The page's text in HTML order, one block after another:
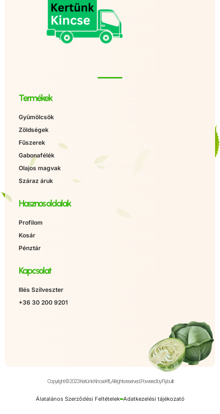
Termékek
Gyümölcsök
Zöldségek
Fűszerek
Gabonafélék
Olajos magvak
Száraz áruk
Hasznos oldalak
Profilom
Kosár
Pénztár
Kapcsolat
Illés Szilveszter
+36 30 200 9201
Copyright © 2023 Kertünk Kincse Kft., All rights reserved. Powered by Flybuilt
Álatalános Szerződési Feltételek Adatkezelési tájékozató